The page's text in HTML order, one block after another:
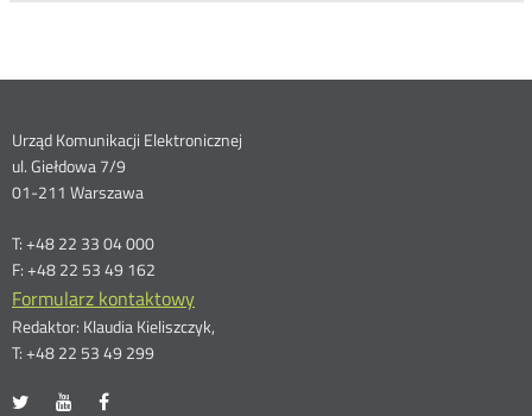
Dane
kontaktowe
Urząd Komunikacji Elektronicznej
ul. Giełdowa 7/9
01-211 Warszawa
T: +48 22 33 04 000
F: +48 22 53 49 162
Formularz kontaktowy
Redaktor: Klaudia Kieliszczyk,
T: +48 22 53 49 299
UKE
OtwórzUKE
Otwórz